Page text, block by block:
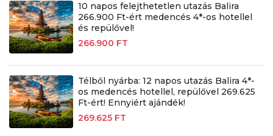
10 napos felejthetetlen utazás Balira
266.900 Ft-ért medencés 4*-os hotellel
és repülővel!
266.900 FT
Télből nyárba: 12 napos utazás Balira 4*-
os medencés hotellel, repülővel 269.625
Ft-ért! Ennyiért ajándék!
269.625 FT